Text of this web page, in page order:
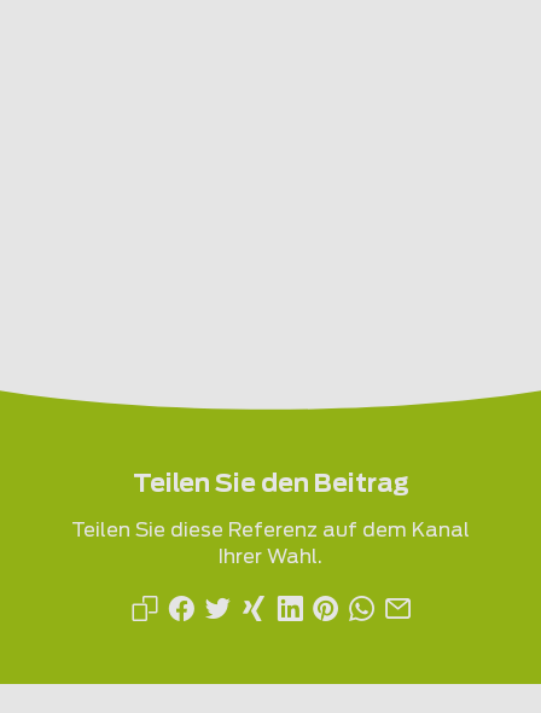
Teilen Sie den Beitrag
Teilen Sie diese Referenz auf dem Kanal
Ihrer Wahl.